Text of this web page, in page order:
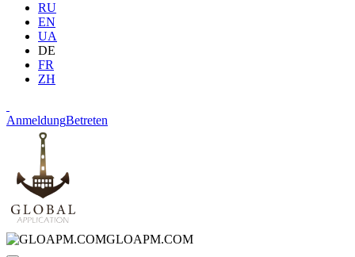
RU
EN
UA
DE
FR
ZH
AnmeldungBetreten
GLOAPM.COM